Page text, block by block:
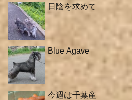
日陰を求めて
Blue Agave
今週は千葉産